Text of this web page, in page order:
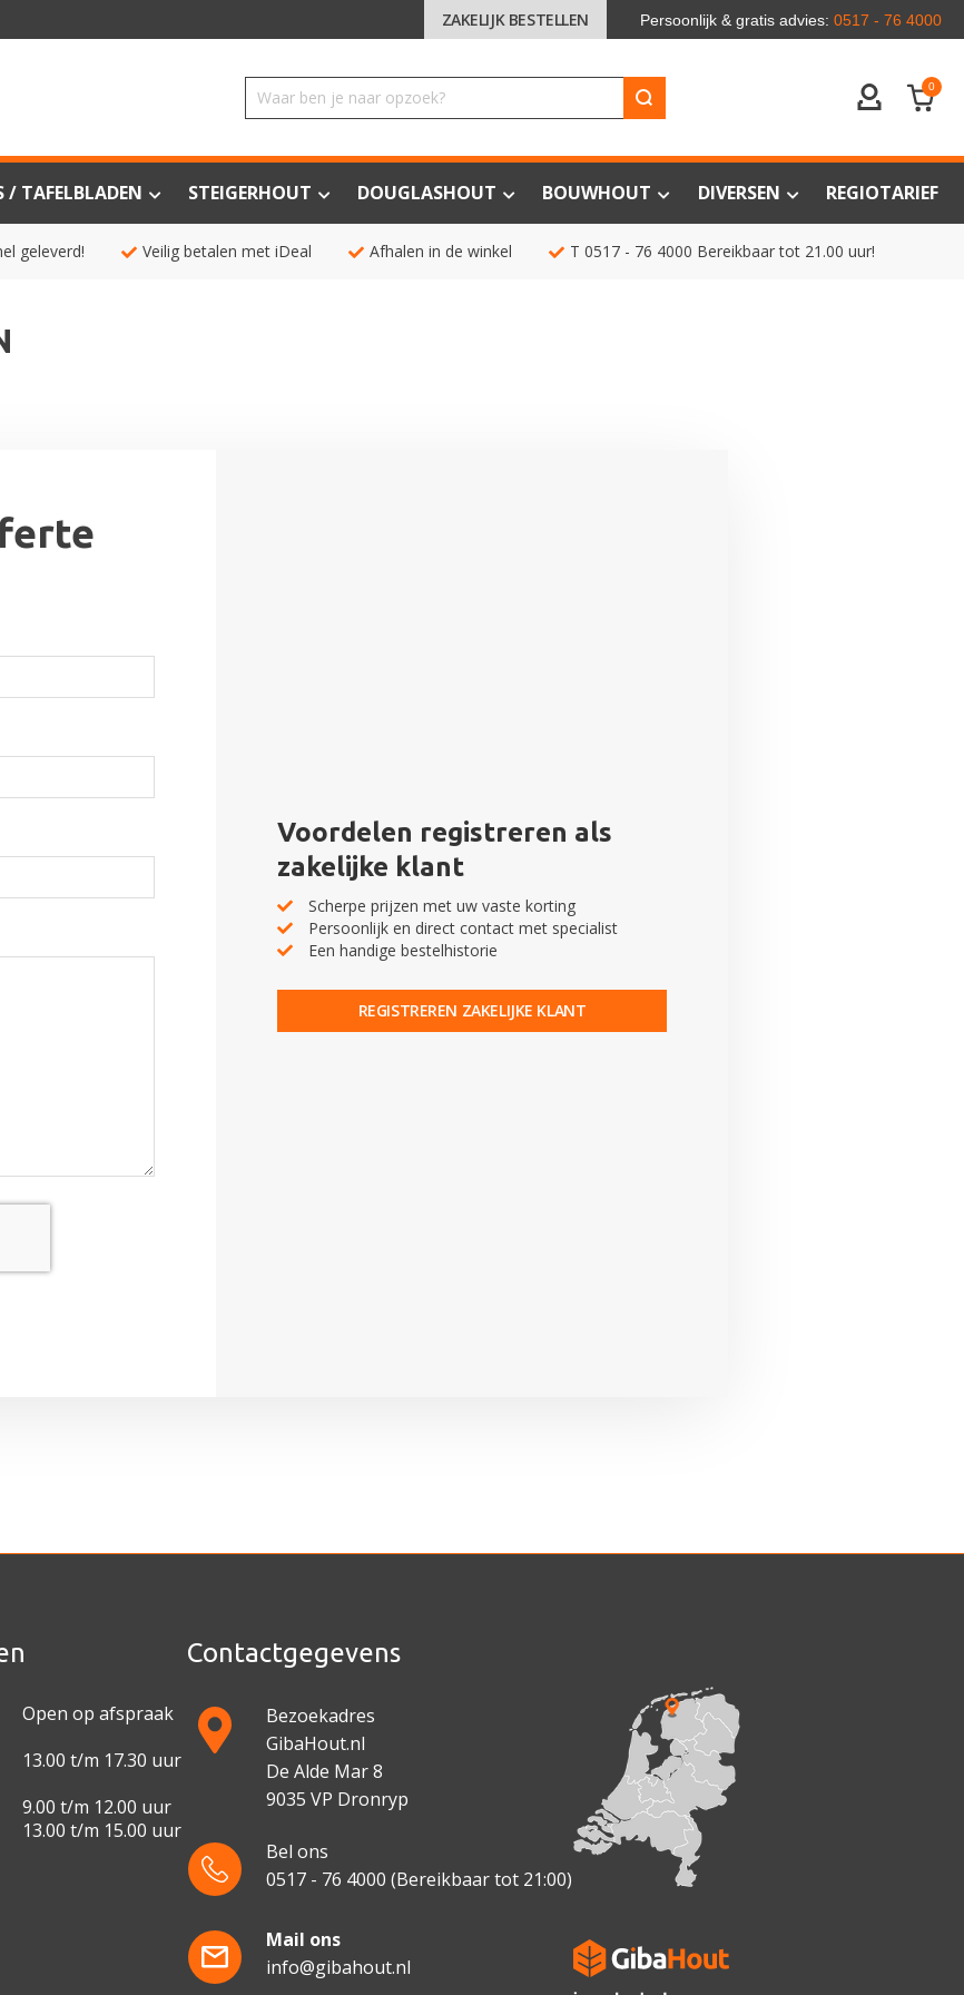
ZAKELIJK BESTELLEN Persoonlijk & gratis advies: 0517 - 76 4000
ACCOUNT
0
/ TAFELBLADEN STEIGERHOUT DOUGLASHOUT BOUWHOUT DIVERSEN REGIOTARIEF
geleverd! Veilig betalen met iDeal Afhalen in de winkel T 0517 - 76 4000 Bereikbaar tot 21.00 uur!
Voordelen registreren als
zakelijke klant
Scherpe prijzen met uw vaste korting
Persoonlijk en direct contact met specialist
Een handige bestelhistorie
REGISTREREN ZAKELIJKE KLANT
Open op afspraak
13.00 t/m 17.30 uur
9.00 t/m 12.00 uur
13.00 t/m 15.00 uur
Contactgegevens
Bezoekadres
GibaHout.nl
De Alde Mar 8
9035 VP Dronryp
Bel ons
0517 - 76 4000 (Bereikbaar tot 21:00)
Mail ons
info@gibahout.nl